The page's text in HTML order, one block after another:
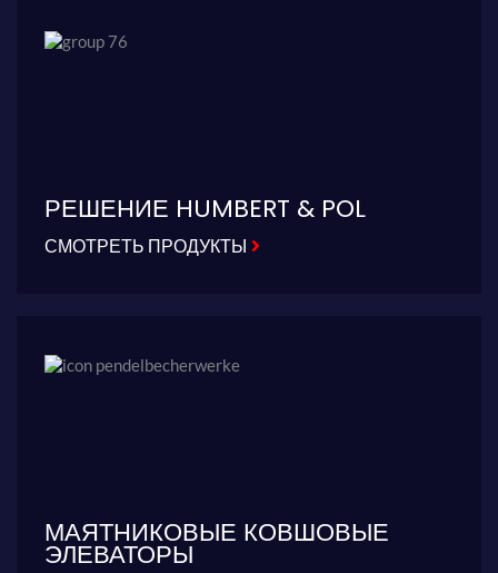
РЕШЕНИЕ HUMBERT & POL
СМОТРЕТЬ ПРОДУКТЫ
МАЯТНИКОВЫЕ КОВШОВЫЕ
ЭЛЕВАТОРЫ